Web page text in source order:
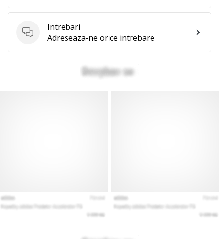
Intrebari
Intrebari
Adreseaza-ne orice intrebare